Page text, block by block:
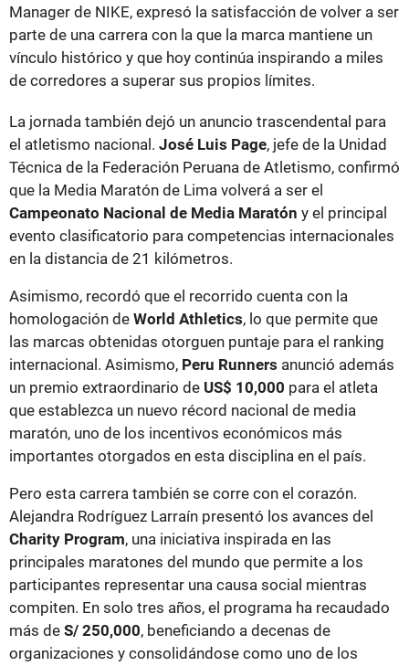
Manager de NIKE, expresó la satisfacción de volver a ser
parte de una carrera con la que la marca mantiene un
vínculo histórico y que hoy continúa inspirando a miles
de corredores a superar sus propios límites.
La jornada también dejó un anuncio trascendental para
el atletismo nacional. José Luis Page, jefe de la Unidad
Técnica de la Federación Peruana de Atletismo, confirmó
que la Media Maratón de Lima volverá a ser el
Campeonato Nacional de Media Maratón y el principal
evento clasificatorio para competencias internacionales
en la distancia de 21 kilómetros.
Asimismo, recordó que el recorrido cuenta con la
homologación de World Athletics, lo que permite que
las marcas obtenidas otorguen puntaje para el ranking
internacional. Asimismo, Peru Runners anunció además
un premio extraordinario de US$ 10,000 para el atleta
que establezca un nuevo récord nacional de media
maratón, uno de los incentivos económicos más
importantes otorgados en esta disciplina en el país.
Pero esta carrera también se corre con el corazón.
Alejandra Rodríguez Larraín presentó los avances del
Charity Program, una iniciativa inspirada en las
principales maratones del mundo que permite a los
participantes representar una causa social mientras
compiten. En solo tres años, el programa ha recaudado
más de S/ 250,000, beneficiando a decenas de
organizaciones y consolidándose como uno de los